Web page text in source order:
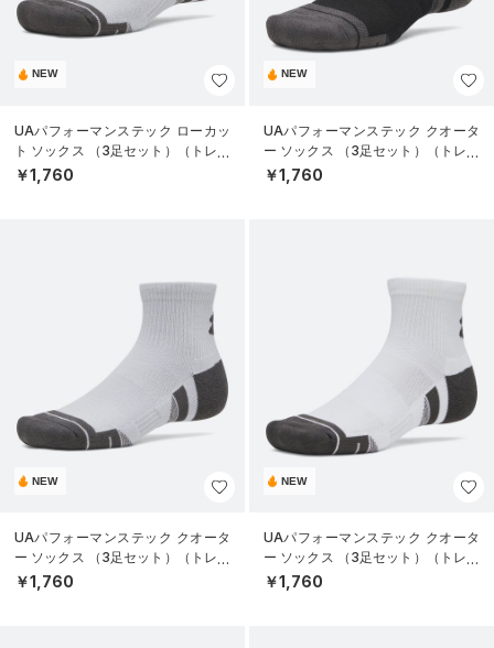
NEW
UAパフォーマンステック ローカッ
ト ソックス （3足セット）（トレー
ニング/UNISEX）
￥1,760
NEW
UAパフォーマンステック クオータ
ー ソックス （3足セット）（トレー
ニング/UNISEX）
￥1,760
NEW
UAパフォーマンステック クオータ
ー ソックス （3足セット）（トレー
ニング/UNISEX）
￥1,760
NEW
UAパフォーマンステック クオータ
ー ソックス （3足セット）（トレー
ニング/UNISEX）
￥1,760